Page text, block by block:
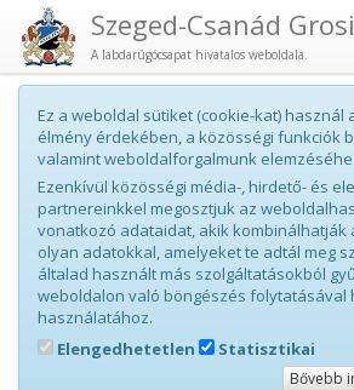
A labdarúgócsapat hivatalos weboldala.
Ez a weboldal sütiket (cookie-kat) használ
élmény érdekében, a közösségi funkciók
valamint weboldalforgalmunk
Ezenkívül közösségi média-, hirdető- és
partnereinkkel megosztjuk az
vonatkozó adataidat, akik kombinálhatják
olyan adatokkal, amelyeket te adtál meg
általad használt más szolgáltatásokból
weboldalon való böngészés folytatásával
használatához.
Elengedhetetlen
Statisztikai
Bővebb